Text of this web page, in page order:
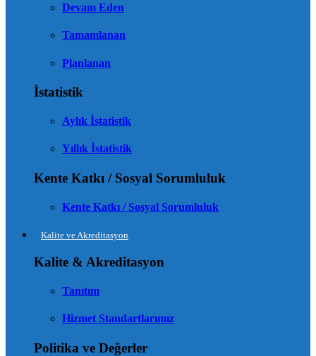
Devam Eden
Tamamlanan
Planlanan
İstatistik
Aylık İstatistik
Yıllık İstatistik
Kente Katkı / Sosyal Sorumluluk
Kente Katkı / Sosyal Sorumluluk
Kalite ve Akreditasyon
Kalite & Akreditasyon
Tanıtım
Hizmet Standartlarımız
Politika ve Değerler